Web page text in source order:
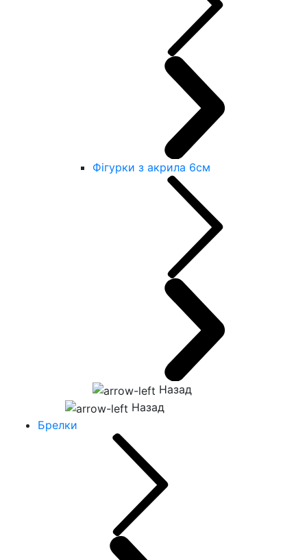
Фігурки з акрила 6см
Назад
Назад
Брелки